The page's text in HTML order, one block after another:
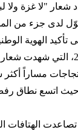
شعار "لا غزة ولا
لدى جزء من
تأكيد الهوية
ومنذ احتجاجات عام 2017،
مساراً
حيث اتسع نطاق
تصاعدت الهتافات